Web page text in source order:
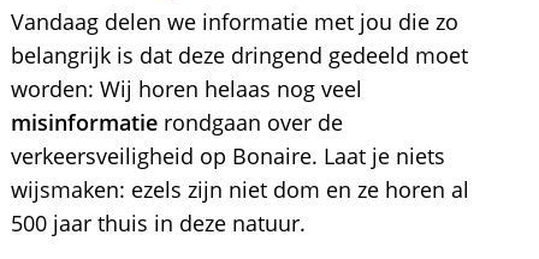
Vandaag delen we informatie met jou die zo
belangrijk is dat deze dringend gedeeld moet
worden: Wij horen helaas nog veel
misinformatierondgaan over de
verkeersveiligheid op Bonaire. Laat je niets
wijsmaken: ezels zijn niet dom en ze horen al
500 jaar thuis in deze natuur.